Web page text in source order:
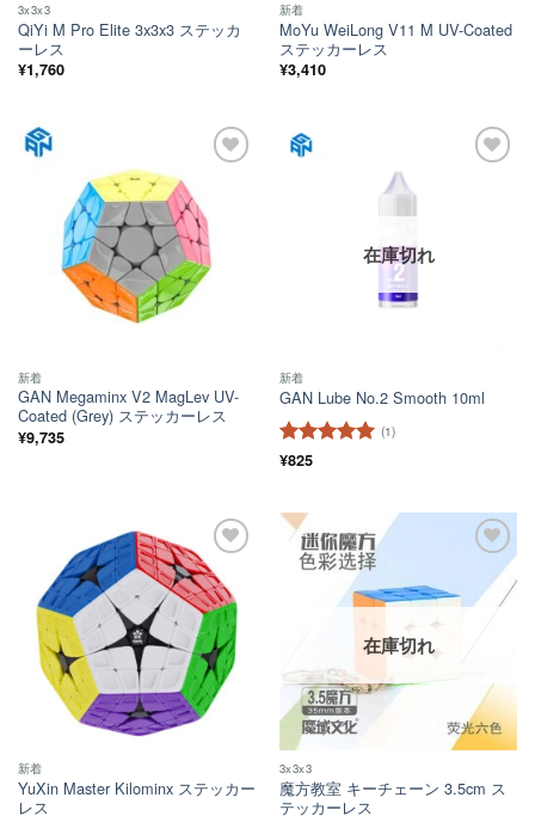
3x3x3
QiYi M Pro Elite 3x3x3 ステッカ
ーレス
¥1,760
新着
MoYu WeiLong V11 M UV-Coated
ステッカーレス
¥3,410
新着
GAN Megaminx V2 MagLev UV-
Coated (Grey) ステッカーレス
¥9,735
在庫切れ
新着
GAN Lube No.2 Smooth 10ml
5段階中
(1)
¥825
い！
新着
YuXin Master Kilominx ステッカー
レス
ほし
い！
在庫切れ
3x3x3
魔方教室 キーチェーン 3.5cm ス
テッカーレス